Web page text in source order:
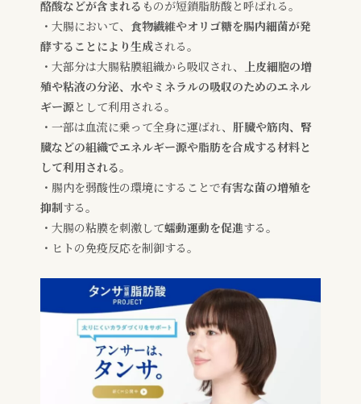
酪酸などが含まれる ものが短鎖脂肪酸と呼ばれる。
・大腸において、 食物繊維やオリゴ糖を腸内細菌が発
酵することにより生成される。
・大部分は大腸粘膜組織から吸収され、
上皮細胞の増
殖や粘液の分泌、水やミネラルの吸収のためのエネル
ギー源として利用される。
・一部は血流に乗って全身に運ばれ、 肝臓や筋肉、腎
臓などの組織でエネルギー源や脂肪を合成する材料と
して利用される。
・腸内を弱酸性の環境にすることで有害な菌の増殖を
抑制する。
・大腸の粘膜を刺激して蠕動運動を促進する。
・ヒトの免疫反応を制御する。